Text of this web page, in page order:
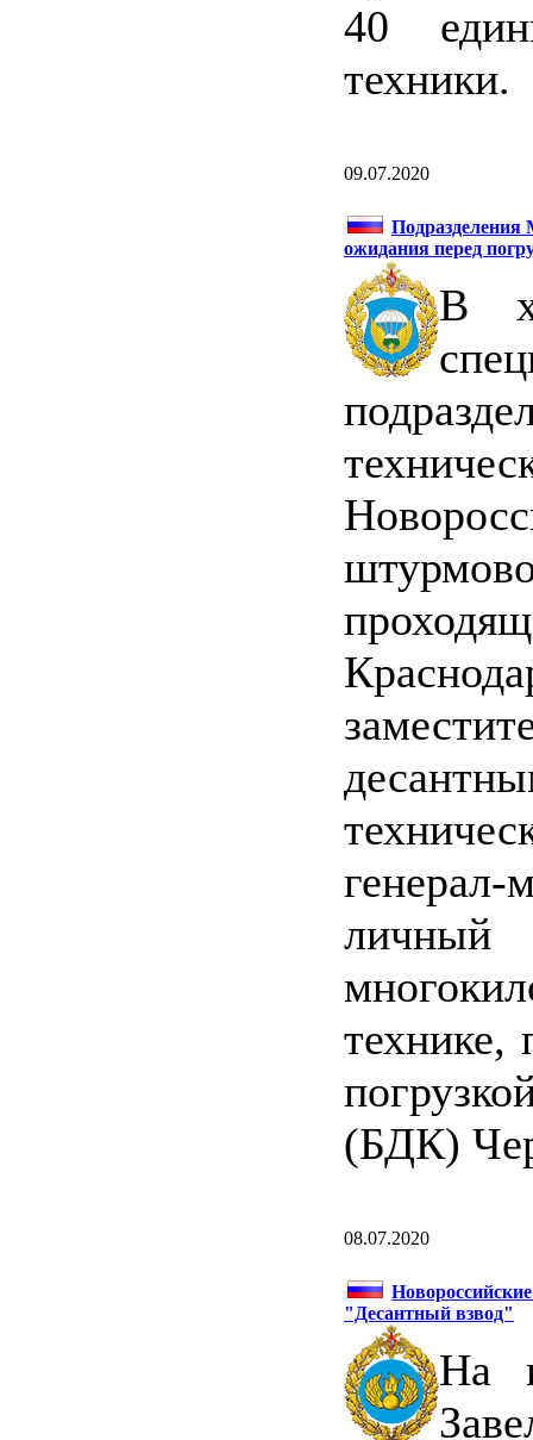
40
техники.
09.07.2020
ожидания перед
В
технике,
(БДК)
08.07.2020
"Десантный взвод"
На